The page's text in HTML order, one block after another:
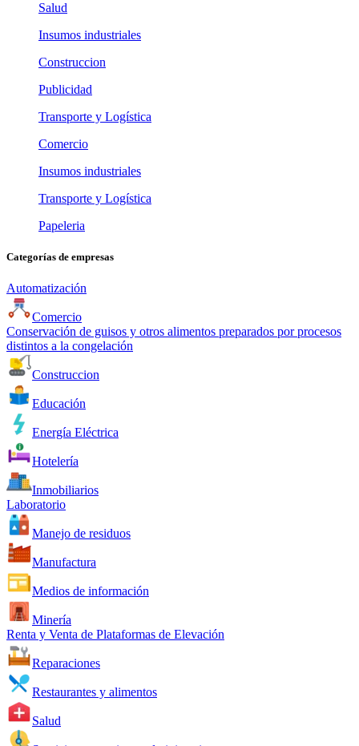
Salud
Insumos industriales
Construccion
Publicidad
Transporte y Logística
Comercio
Insumos industriales
Transporte y Logística
Papeleria
Categorías de empresas
Automatización
Comercio
Conservación de guisos y otros alimentos preparados por procesos
distintos a la congelación
Construccion
Educación
Energía Eléctrica
Hotelería
Inmobiliarios
Laboratorio
Manejo de residuos
Manufactura
Medios de información
Minería
Renta y Venta de Plataformas de Elevación
Reparaciones
Restaurantes y alimentos
Salud